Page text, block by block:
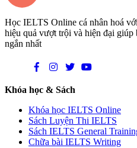
Học IELTS Online cá nhân hoá
hiệu quả vượt trội và hiện đại giúp
ngắn nhất
Khóa học & Sách
Khóa học IELTS Online
Sách Luyện Thi IELTS
Sách IELTS General
Chữa bài IELTS Writing